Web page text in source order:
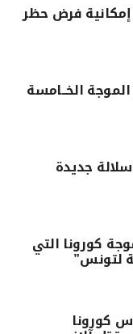
فرض حظر
الخــامسة
جديدة
كورونا التي
لتونس”
كورونا